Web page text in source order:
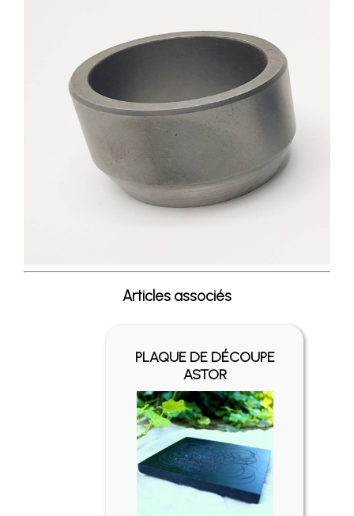
Articles associés
PLAQUE DE DÉCOUPE
ASTOR